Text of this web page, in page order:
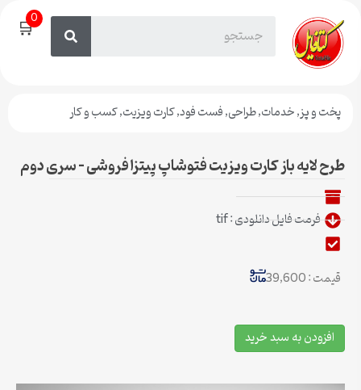
🛒0
پخت و پز,خدمات,طراحی,فست فود,کارت ویزیت,کسب و کار
طرح لایه باز کارت ویزیت فتوشاپ پیتزا فروشی – سری دوم
فرمت فایل دانلودی : tif
قیمت : 39,600
افزودن به سبد خرید